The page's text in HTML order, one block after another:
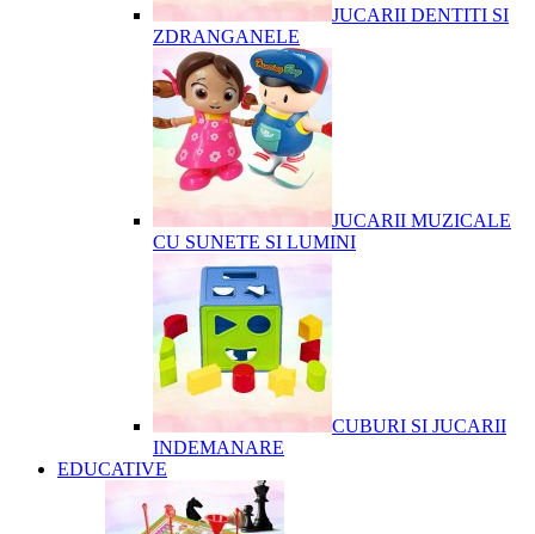
JUCARII DENTITI SI
ZDRANGANELE
JUCARII MUZICALE
CU SUNETE SI LUMINI
CUBURI SI JUCARII
INDEMANARE
EDUCATIVE